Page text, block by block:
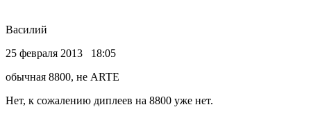
Василий
25 февраля 2013 18:05
обычная 8800, не ARTE
Нет, к сожалению диплеев на 8800 уже нет.